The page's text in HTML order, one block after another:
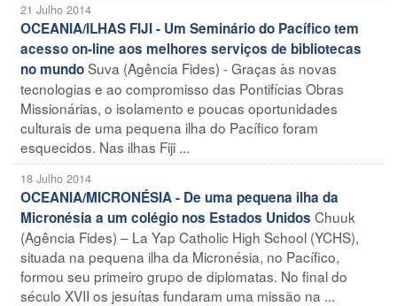
21 Julho 2014
OCEANIA/ILHAS FIJI - Um Seminário do Pacífico tem
acesso on-line aos melhores serviços de bibliotecas
no mundoSuva (Agência Fides) - Graças às novas
tecnologias e ao compromisso das Pontifícias Obras
Missionárias, o isolamento e poucas oportunidades
culturais de uma pequena ilha do Pacífico foram
esquecidos. Nas ilhas Fiji ...
18 Julho 2014
OCEANIA/MICRONÉSIA - De uma pequena ilha da
Micronésia a um colégio nos Estados Unidos Chuuk
(Agência Fides) – La Yap Catholic High School (YCHS),
situada na pequena ilha da Micronésia, no Pacífico,
formou seu primeiro grupo de diplomatas. No final do
século XVII os jesuítas fundaram uma missão na ...